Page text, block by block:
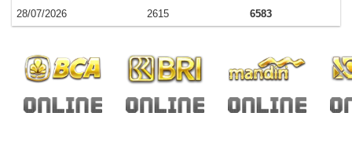
28/07/2026
2615 6583